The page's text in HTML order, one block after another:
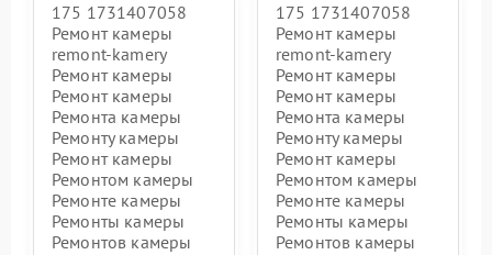
175 1731407058
Ремонт камеры
remont-kamery
Ремонт камеры
Ремонт камеры
Ремонта камеры
Ремонту камеры
Ремонт камеры
Ремонтом камеры
Ремонте камеры
Ремонты камеры
Ремонтов камеры
175 1731407058
Ремонт камеры
remont-kamery
Ремонт камеры
Ремонт камеры
Ремонта камеры
Ремонту камеры
Ремонт камеры
Ремонтом камеры
Ремонте камеры
Ремонты камеры
Ремонтов камеры